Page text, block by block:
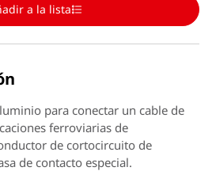
a la lista
para conectar un cable de
ferroviarias de
de cortocircuito de
de contacto especial.